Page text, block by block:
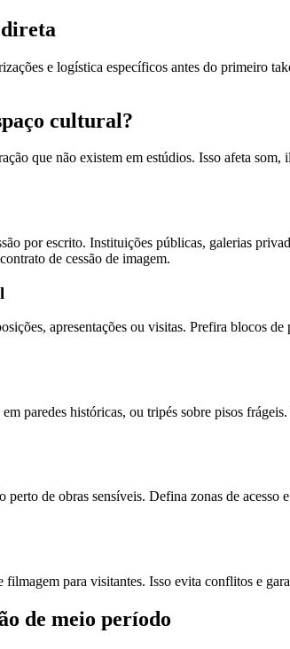
e logística específicos antes do primeiro
cultural?
que não existem em estúdios. Isso afeta
por escrito. Instituições públicas, galerias
de cessão de imagem.
apresentações ou visitas. Prefira blocos
paredes históricas, ou tripés sobre pisos
de obras sensíveis. Defina zonas de
para visitantes. Isso evita conflitos e
de meio período